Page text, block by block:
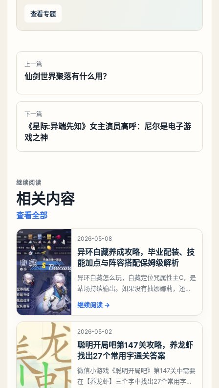
查看专题
上一篇
仙剑世界聚落有什么用？
下一篇
《星际:异端先知》女主演员高呼：尼尔是电子游
戏之神
继续阅读
相关内容
查看全部
2026-05-08
异环白藏养成攻略，毕业配装、技
能加点与阵容搭配保姆级解析
异环白藏怎么玩，白藏定位咒属性主C，是
站场持续输出。如果没有抽娜娜莉，还没
有娜娜莉缺另外一个二队C想打深渊也可以
考虑养个白藏
继续阅读 →
2026-05-02
聪明开局吧第147关攻略，养龙虾
找出27个常用字通关答案
微信小游戏《聪明开局吧》第147关中需要
在【养龙虾】三个字中找出27个常用字，